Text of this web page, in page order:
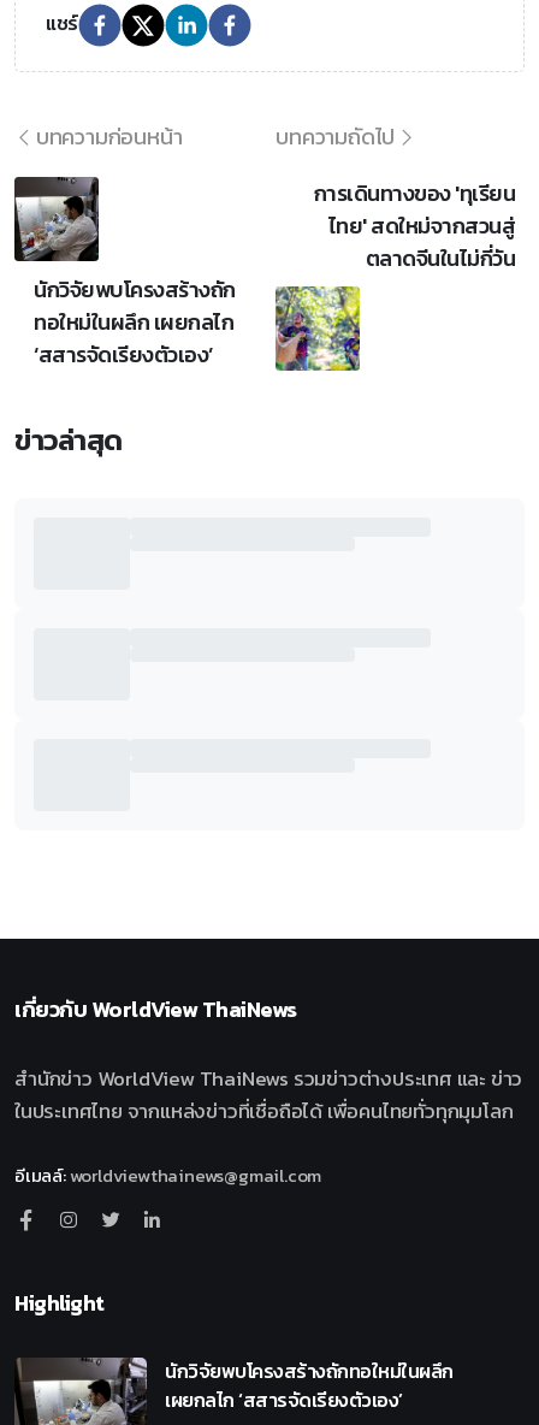
แชร์
บทความก่อนหน้า
นักวิจัยพบโครงสร้างถัก
ทอใหม่ในผลึก เผยกลไก
‘สสารจัดเรียงตัวเอง’
บทความถัดไป
การเดินทางของ 'ทุเรียน
ไทย' สดใหม่จากสวนสู่
ตลาดจีนในไม่กี่วัน
ข่าวล่าสุด
เกี่ยวกับWorldView ThaiNews
สำนักข่าว WorldView ThaiNews รวมข่าวต่างประเทศ และ ข่าว
ในประเทศไทย จากแหล่งข่าวที่เชื่อถือได้ เพื่อคนไทยทั่วทุกมุมโลก
อีเมลล์:worldviewthainews@gmail.com
Highlight
นักวิจัยพบโครงสร้างถักทอใหม่ในผลึก
เผยกลไก ‘สสารจัดเรียงตัวเอง’